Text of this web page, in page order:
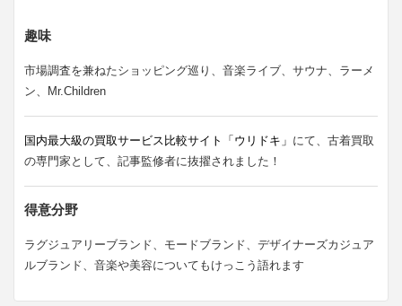
趣味
市場調査を兼ねたショッピング巡り、音楽ライブ、サウナ、ラーメ
ン、Mr.Children
国内最大級の買取サービス比較サイト「ウリドキ」 にて、古着買取
の専門家として、記事監修者に抜擢されました！
得意分野
ラグジュアリーブランド、モードブランド、デザイナーズカジュア
ルブランド、音楽や美容についてもけっこう語れます